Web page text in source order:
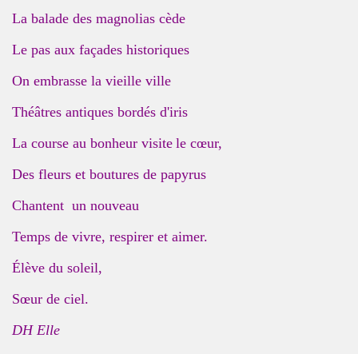
La balade des magnolias cède
Le pas aux façades historiques
On embrasse la vieille ville
Théâtres antiques bordés d'iris
La course au bonheur visite le cœur,
Des fleurs et boutures de papyrus
Chantent un nouveau
Temps de vivre, respirer et aimer.
Élève du soleil,
Sœur de ciel.
DH Elle